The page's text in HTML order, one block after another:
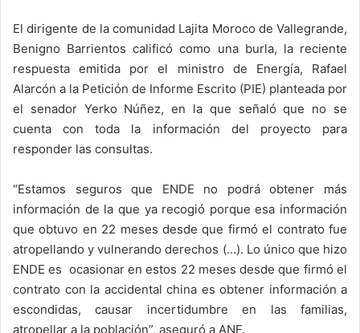
El dirigente de la comunidad Lajita Moroco de Vallegrande,
Benigno Barrientos calificó como una burla, la reciente
respuesta emitida por el ministro de Energía, Rafael
Alarcón a la Petición de Informe Escrito (PIE) planteada por
el senador Yerko Núñez, en la que señaló que no se
cuenta con toda la información del proyecto para
responder las consultas.
“Estamos seguros que ENDE no podrá obtener más
información de la que ya recogió porque esa información
que obtuvo en 22 meses desde que firmó el contrato fue
atropellando y vulnerando derechos (…). Lo único que hizo
ENDE es ocasionar en estos 22 meses desde que firmó el
contrato con la accidental china es obtener información a
escondidas, causar incertidumbre en las familias,
atropellar a la población”, aseguró a ANF.